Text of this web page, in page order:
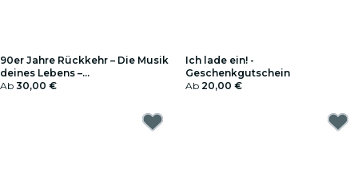
90er Jahre Rückkehr – Die Musik
deines Lebens –
Geschenkgutschein
Ab 30,00 €
Ich lade ein! -
Geschenkgutschein
Ab 20,00 €